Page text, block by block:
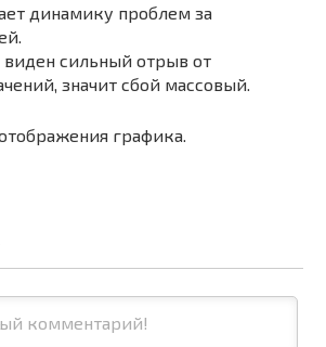
динамику проблем за
виден сильный отрыв от
значит сбой массовый.
графика.